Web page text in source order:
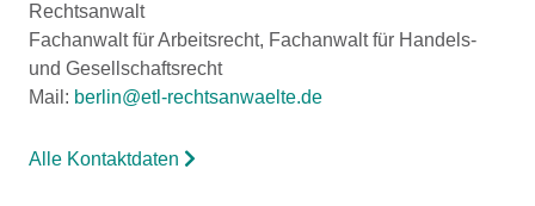
Rechtsanwalt
Fachanwalt für Arbeitsrecht, Fachanwalt für Handels-
und Gesellschaftsrecht
Mail: berlin@etl-rechtsanwaelte.de
Alle Kontaktdaten